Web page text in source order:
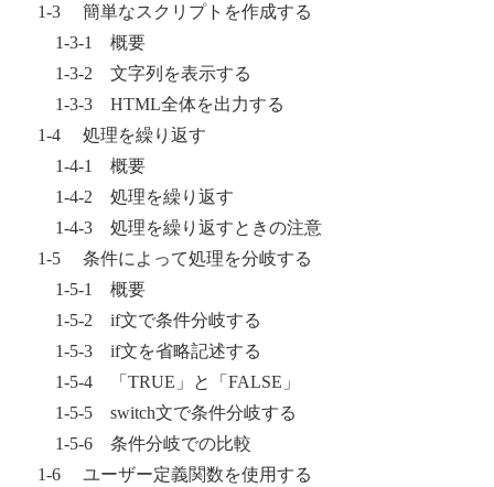
1-3 簡単なスクリプトを作成する
1-3-1 概要
1-3-2 文字列を表示する
1-3-3 HTML全体を出力する
1-4 処理を繰り返す
1-4-1 概要
1-4-2 処理を繰り返す
1-4-3 処理を繰り返すときの注意
1-5 条件によって処理を分岐する
1-5-1 概要
1-5-2 if文で条件分岐する
1-5-3 if文を省略記述する
1-5-4 「TRUE」と「FALSE」
1-5-5 switch文で条件分岐する
1-5-6 条件分岐での比較
1-6 ユーザー定義関数を使用する